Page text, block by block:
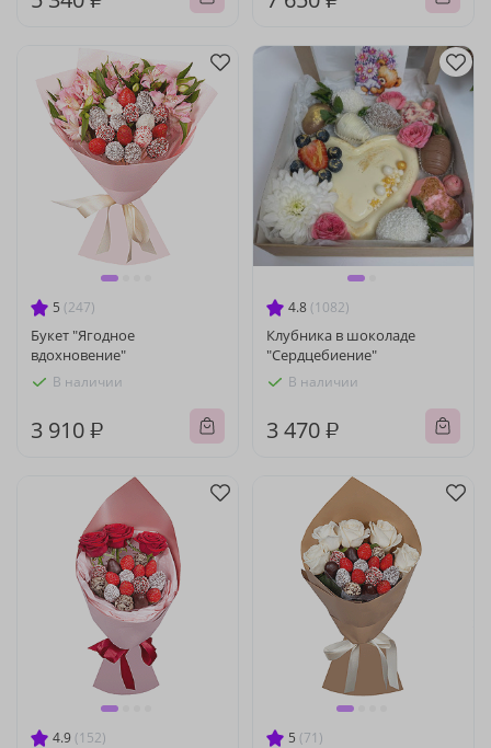
5 (247)
Букет "Ягодное
вдохновение"
В наличии
3 910 ₽
4.8 (1082)
Клубника в шоколаде
"Сердцебиение"
В наличии
3 470 ₽
4.9 (152) 5 (71)